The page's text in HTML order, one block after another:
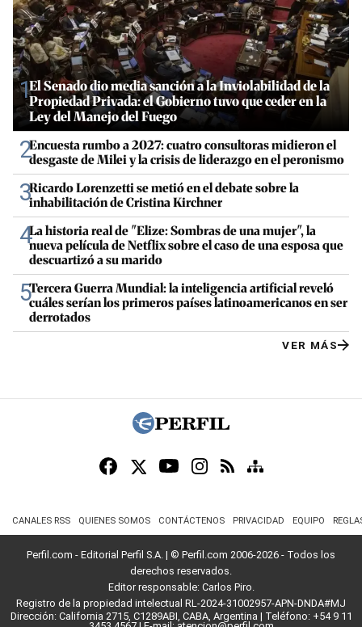
1El Senado dio media sanción a la Inviolabilidad de la
Propiedad Privada: el Gobierno tuvo que ceder en la
Ley del Manejo del Fuego
2Encuesta rumbo a 2027: cuatro consultoras midieron el
desgaste de Milei y la crisis de liderazgo en el peronismo
3Ricardo Lorenzetti se metió en el debate sobre la
inhabilitación de Cristina Kirchner
4La historia real de "Elize: Sombras de una mujer", la
nueva película de Netflix sobre el caso de una esposa que
descuartizó a su marido
5Tercera Guerra Mundial: la inteligencia artificial reveló
cuáles serían los primeros países latinoamericanos en ser
derrotados
VER MÁS
CANALES RSS QUIENES SOMOS CONTÁCTENOS PRIVACIDAD EQUIPO
Perfil.com - Editorial Perfil S.A. | © Perfil.com 2006-2026 - Todos los
derechos reservados.
Editor responsable: Carlos Piro.
Registro de la propiedad intelectual RL-2024-31002957-APN-DNDA#MJ
Dirección: California 2715, C1289ABI CABA, Argentina | Teléfono: +54 9 11